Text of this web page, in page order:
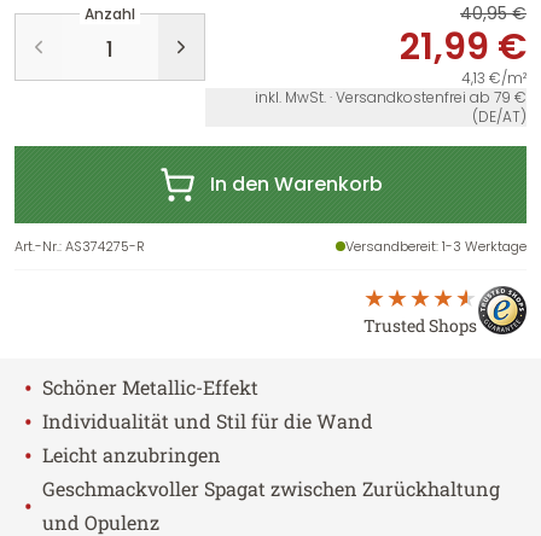
Anzahl 40,95 €
21,99 €
4,13 €/m²
inkl. MwSt. · Versandkostenfrei ab 79 €
(DE/AT)
In den Warenkorb
Art.-Nr.:AS374275-R Versandbereit: 1-3 Werktage
Trusted Shops
• Schöner Metallic-Effekt
• Individualität und Stil für die Wand
• Leicht anzubringen
•
Geschmackvoller Spagat zwischen Zurückhaltung
und Opulenz